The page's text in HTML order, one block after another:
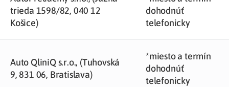
trieda 1598/82, 040 12
Košice)
dohodnúť
telefonicky
Auto QliniQ s.r.o., (Tuhovská
9, 831 06, Bratislava)
*miesto a termín
dohodnúť
telefonicky